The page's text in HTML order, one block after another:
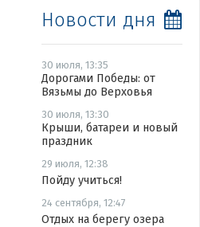
Новости дня
30 июля, 13:35
Дорогами Победы: от
Вязьмы до Верховья
30 июля, 13:30
Крыши, батареи и новый
праздник
29 июля, 12:38
Пойду учиться!
24 сентября, 12:47
Отдых на берегу озера